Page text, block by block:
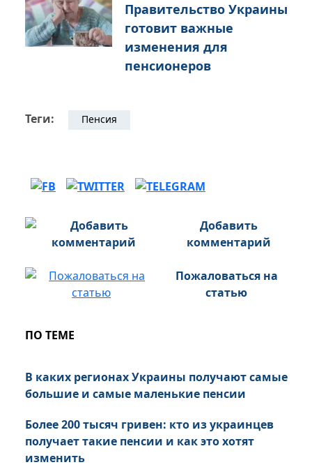
Правительство Украины
готовит важные
изменения для
пенсионеров
Теги: Пенсия
Добавить
комментарий
Пожаловаться на
статью
ПО ТЕМЕ
В каких регионах Украины получают самые
большие и самые маленькие пенсии
Более 200 тысяч гривен: кто из украинцев
получает такие пенсии и как это хотят
изменить